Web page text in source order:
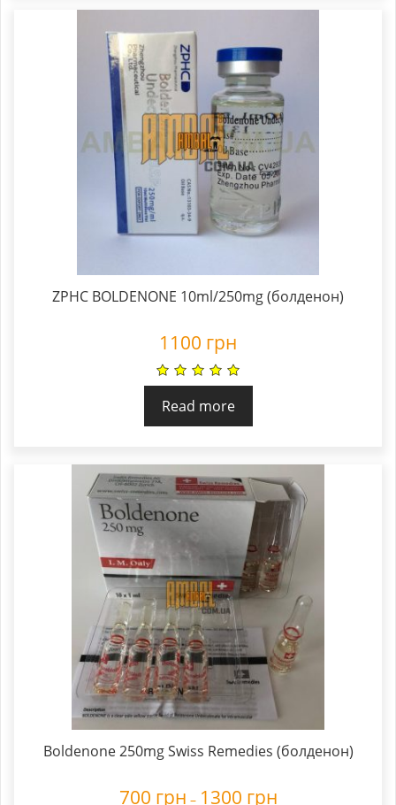
ZPHC BOLDENONE 10ml/250mg (болденон)
1100 грн
Read more
Boldenone 250mg Swiss Remedies (болденон)
700 грн – 1300 грн